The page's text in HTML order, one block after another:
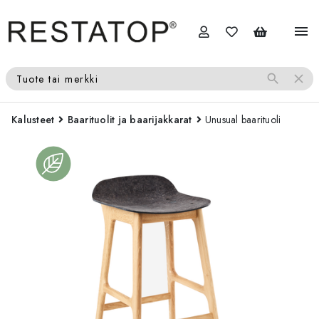
menu
Tuote tai merkki search close
Kalusteet Baarituolit ja baarijakkarat Unusual baarituoli